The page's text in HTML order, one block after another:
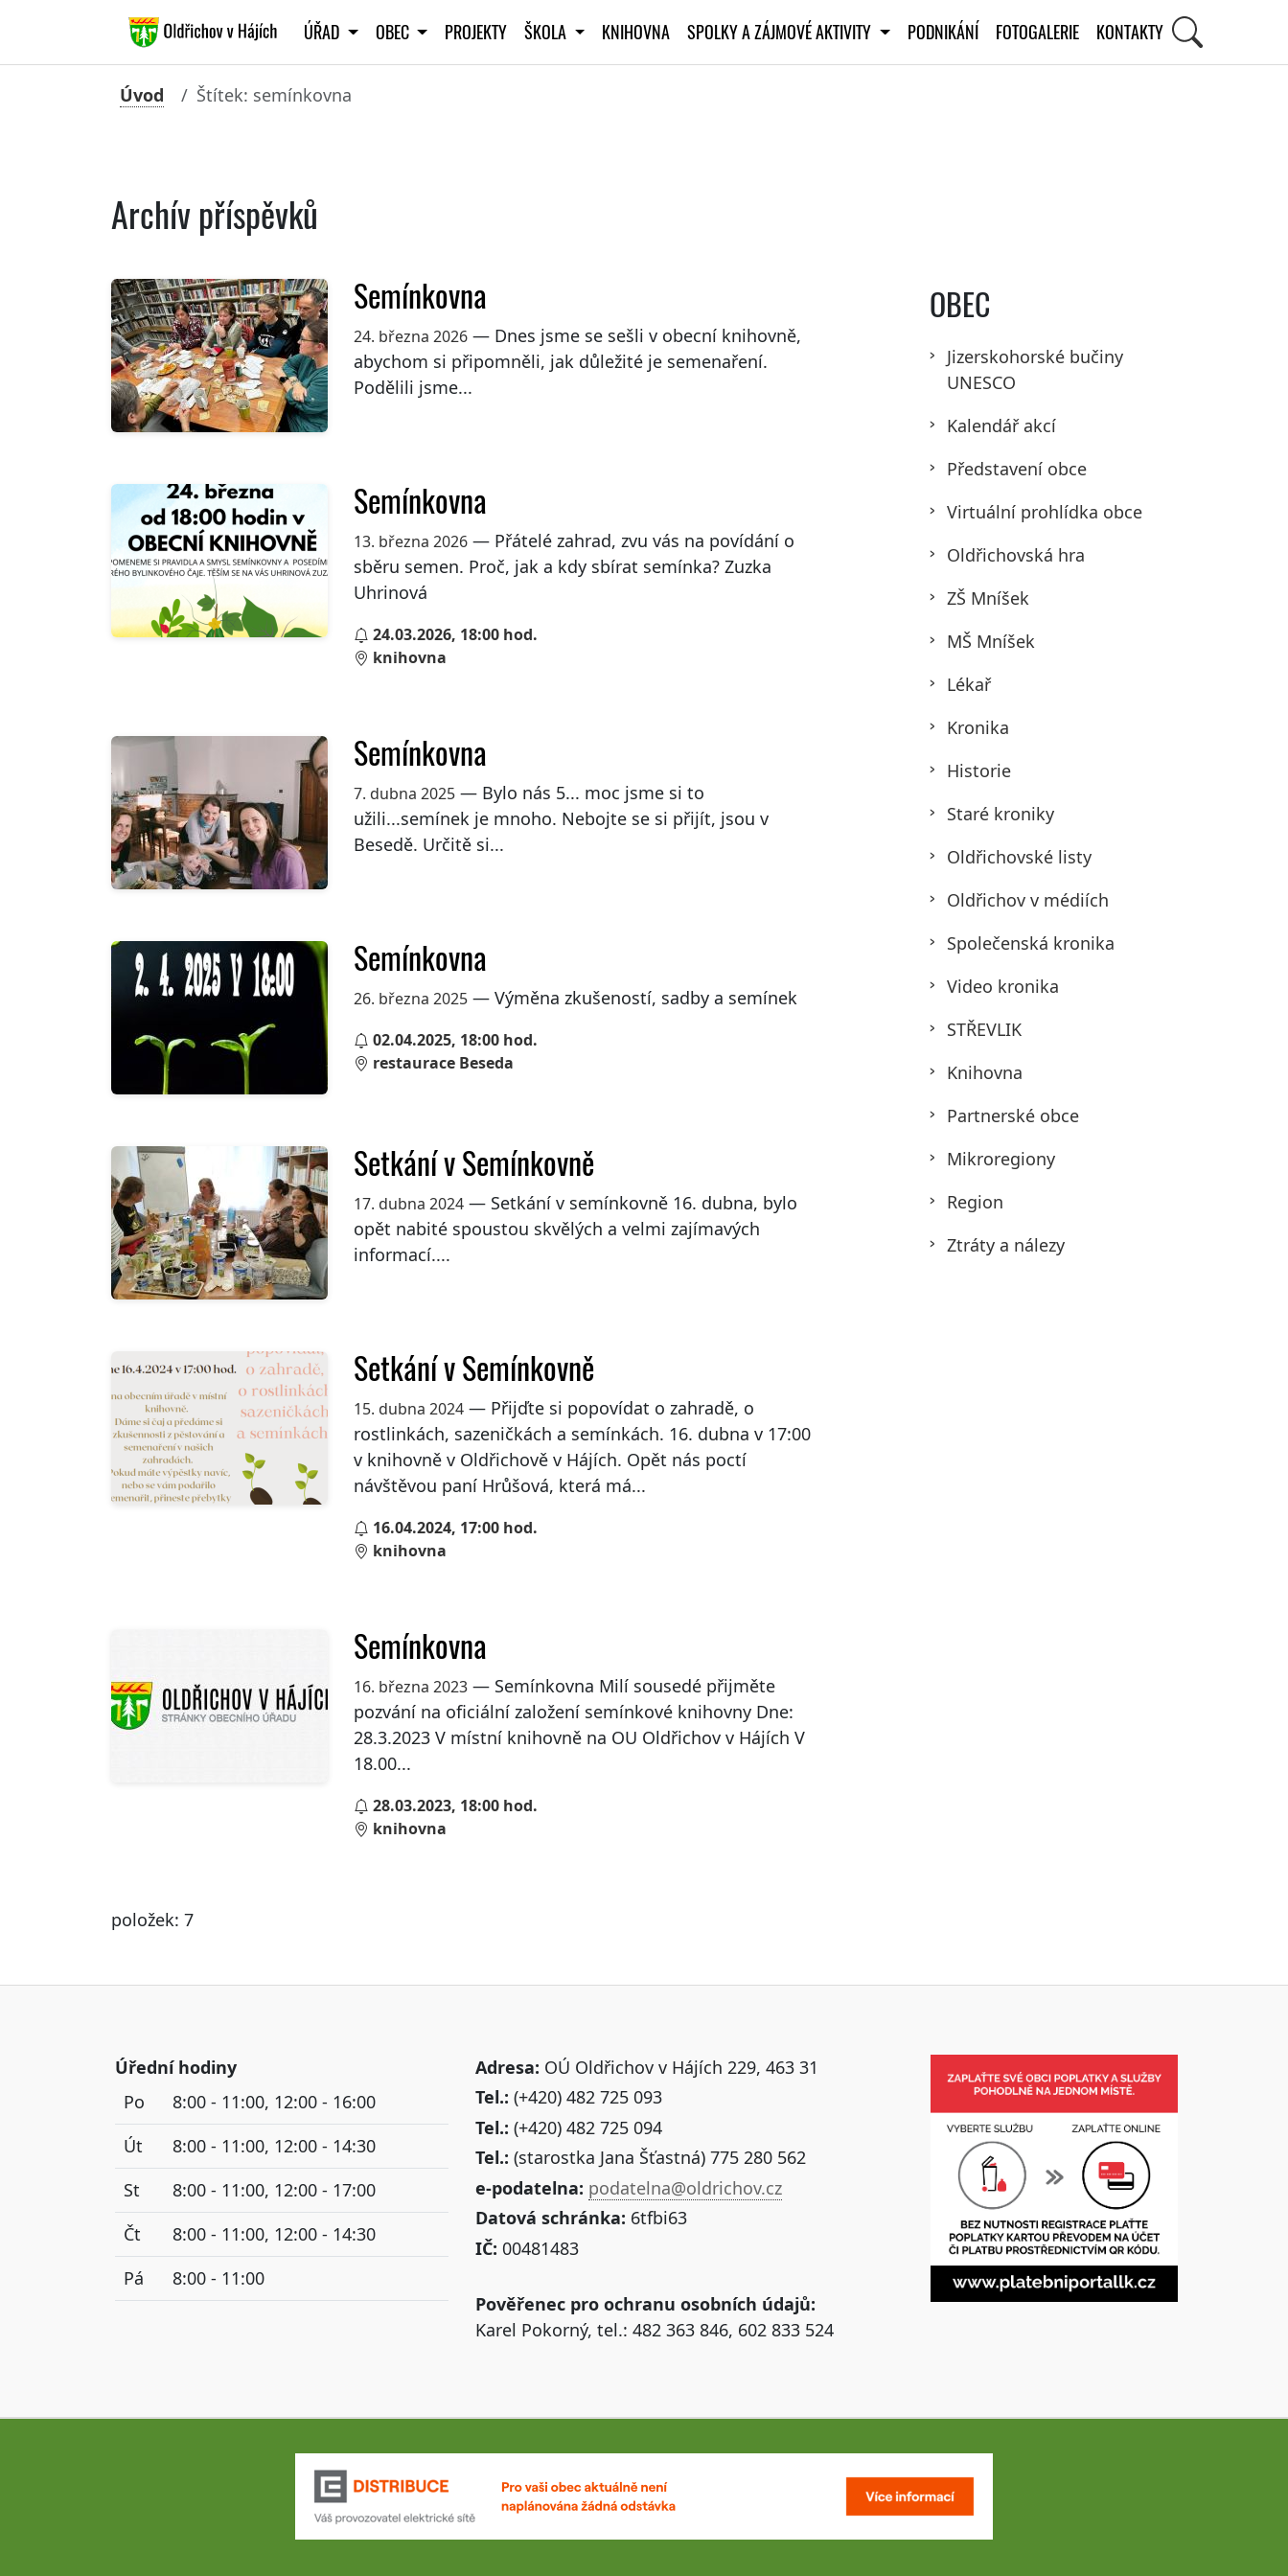
ÚŘAD OBEC PROJEKTY ŠKOLA KNIHOVNA SPOLKY A ZÁJMOVÉ AKTIVITY PODNIKÁNÍ FOTOGALERIE KONTAKTY
Úvod Štítek: semínkovna
Archív příspěvků
Semínkovna
24. března 2026— Dnes jsme se sešli v obecní knihovně,
abychom si připomněli, jak důležité je semenaření.
Podělili jsme...
Semínkovna
13. března 2026— Přátelé zahrad, zvu vás na povídání o
sběru semen. Proč, jak a kdy sbírat semínka? Zuzka
Uhrinová
24.03.2026, 18:00 hod.
knihovna
Semínkovna
7. dubna 2025— Bylo nás 5... moc jsme si to
užili...semínek je mnoho. Nebojte se si přijít, jsou v
Besedě. Určitě si...
Semínkovna
26. března 2025— Výměna zkušeností, sadby a semínek
02.04.2025, 18:00 hod.
restaurace Beseda
Setkání v Semínkovně
17. dubna 2024— Setkání v semínkovně 16. dubna, bylo
opět nabité spoustou skvělých a velmi zajímavých
informací....
Setkání v Semínkovně
15. dubna 2024— Přijďte si popovídat o zahradě, o
rostlinkách, sazeničkách a semínkách. 16. dubna v 17:00
v knihovně v Oldřichově v Hájích. Opět nás poctí
návštěvou paní Hrůšová, která má...
16.04.2024, 17:00 hod.
knihovna
Semínkovna
16. března 2023— Semínkovna Milí sousedé přijměte
pozvání na oficiální založení semínkové knihovny Dne:
28.3.2023 V místní knihovně na OU Oldřichov v Hájích V
18.00...
28.03.2023, 18:00 hod.
knihovna
položek: 7
OBEC
Jizerskohorské bučiny
UNESCO
Kalendář akcí
Představení obce
Virtuální prohlídka obce
Oldřichovská hra
ZŠ Mníšek
MŠ Mníšek
Lékař
Kronika
Historie
Staré kroniky
Oldřichovské listy
Oldřichov v médiích
Společenská kronika
Video kronika
STŘEVLIK
Knihovna
Partnerské obce
Mikroregiony
Region
Ztráty a nálezy
Úřední hodiny
Po
8:00 - 11:00, 12:00 - 16:00
Út
8:00 - 11:00, 12:00 - 14:30
St
8:00 - 11:00, 12:00 - 17:00
Čt
8:00 - 11:00, 12:00 - 14:30
Pá
8:00 - 11:00
Adresa: OÚ Oldřichov v Hájích 229, 463 31
Tel.: (+420) 482 725 093
Tel.: (+420) 482 725 094
Tel.: (starostka Jana Šťastná) 775 280 562
e-podatelna: podatelna@oldrichov.cz
Datová schránka: 6tfbi63
IČ: 00481483
Pověřenec pro ochranu osobních údajů:
Karel Pokorný, tel.: 482 363 846, 602 833 524